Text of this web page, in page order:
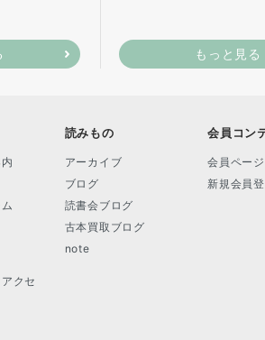
もっと見る
クセ
読みもの
アーカイブ
ブログ
読書会ブログ
古本買取ブログ
note
会員コン
会員ページ
新規会員